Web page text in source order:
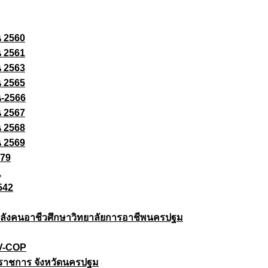
2560
2561
2563
2565
2566
2567
2568
2569
งคนอาชีวศึกษาวิทยาลัยการอาชีพนครปฐม
COP
าชการ จังหวัดนครปฐม